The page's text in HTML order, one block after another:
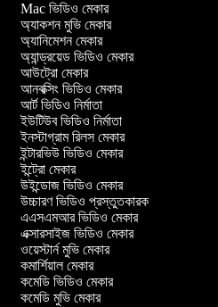
Mac ভিডিও মেকার
অ্যাকশন মুভি মেকার
অ্যানিমেশন মেকার
অ্যান্ড্রয়েড ভিডিও মেকার
আউট্রো মেকার
আনবক্সিং ভিডিও মেকার
আর্ট ভিডিও নির্মাতা
ইউটিউব ভিডিও নির্মাতা
ইনস্টাগ্রাম রিলস মেকার
ইন্টারভিউ ভিডিও মেকার
ইন্ট্রো মেকার
উইন্ডোজ ভিডিও মেকার
উচ্চারণ ভিডিও প্রস্তুতকারক
এএসএমআর ভিডিও মেকার
এক্সারসাইজ ভিডিও মেকার
ওয়েস্টার্ন মুভি মেকার
কমার্শিয়াল মেকার
কমেডি ভিডিও মেকার
কমেডি মুভি মেকার